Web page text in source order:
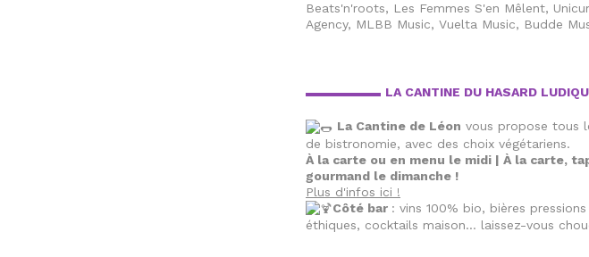
Beats'n'roots, Les Femmes S'en Mêlent,
Agency, MLBB Music, Vuelta Music, Budde
▬▬▬▬▬▬ LA CANTINE DU HASARD
La Cantine de Léon vous propose tous
de bistronomie, avec des choix végétariens.
À la carte ou en menu le midi | À la carte,
gourmand le dimanche !
Plus d'infos ici !
Côté bar : vins 100% bio, bières
éthiques, cocktails maison… laissez-vous